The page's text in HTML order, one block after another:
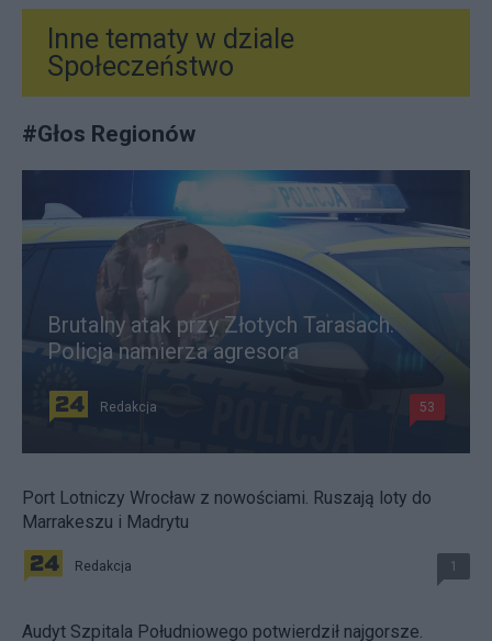
Inne tematy w dziale
Społeczeństwo
#Głos Regionów
Brutalny atak przy Złotych Tarasach.
Policja namierza agresora
Redakcja 53
Port Lotniczy Wrocław z nowościami. Ruszają loty do
Marrakeszu i Madrytu
Redakcja 1
Audyt Szpitala Południowego potwierdził najgorsze.